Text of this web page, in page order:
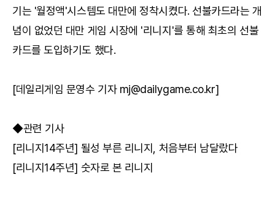
기는 '월정액'시스템도 대만에 정착시켰다. 선불카드라는 개
념이 없었던 대만 게임 시장에 '리니지'를 통해 최초의 선불
카드를 도입하기도 했다.
[데일리게임 문영수 기자 mj@dailygame.co.kr]
◆관련 기사
[리니지14주년] 될성 부른 리니지, 처음부터 남달랐다
[리니지14주년] 숫자로 본 리니지